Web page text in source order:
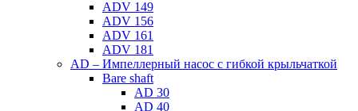
ADV 149
ADV 156
ADV 161
ADV 181
AD – Импеллерный насос с гибкой крыльчаткой
Bare shaft
AD 30
AD 40